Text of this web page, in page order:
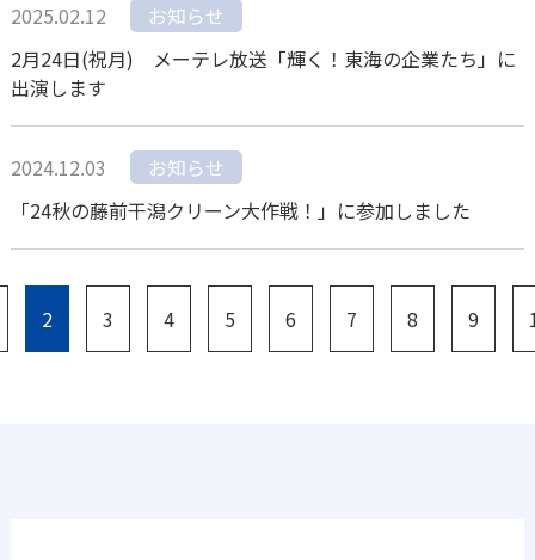
2025.02.12
お知らせ
2月24日(祝月) メーテレ放送「輝く！東海の企業たち」に
出演します
2024.12.03
お知らせ
「24秋の藤前干潟クリーン大作戦！」に参加しました
2 3 4 5 6 7 8 9